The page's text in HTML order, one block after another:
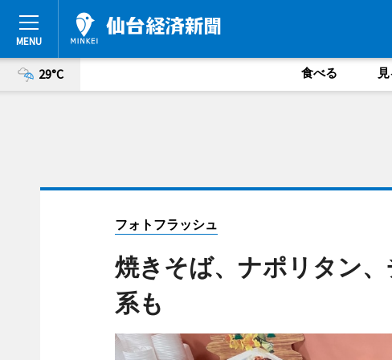
29°C 食べる
フォトフラッシュ
焼きそば、ナポリタン
系も